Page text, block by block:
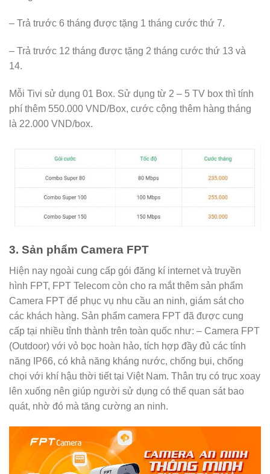
– Trả trước 6 tháng được tặng 1 tháng cước thứ 7.
– Trả trước 12 tháng được tặng 2 tháng cước thứ 13 và
14.
Mỗi Tivi sử dụng 01 Box. Sử dụng từ 2 – 5 TV box thì tính
phí thêm 550.000 VND/Box, cước cộng thêm hàng tháng
là 22.000 VND/box.
3. Sản phẩm Camera FPT
Hiện nay ngoài cung cấp gói đăng kí internet và truyền
hình FPT, FPT Telecom còn cho ra mắt thêm sản phẩm
Camera FPT để phục vụ nhu cầu an ninh, giám sát cho
các khách hàng. Sản phẩm camera FPT đã được cung
cấp tại nhiều tỉnh thành trên toàn quốc như: – Camera FPT
(Outdoor) với vỏ bọc hoàn hảo, tích hợp đầy đủ các tính
năng IP66, có khả năng kháng nước, chống bụi, chống
chọi với khí hậu thời tiết tại Việt Nam. Thân trụ có trục xoay
lên xuống nên giúp người sử dụng có thể quan sát bao
quát, nhờ đó mà tăng cường an ninh.